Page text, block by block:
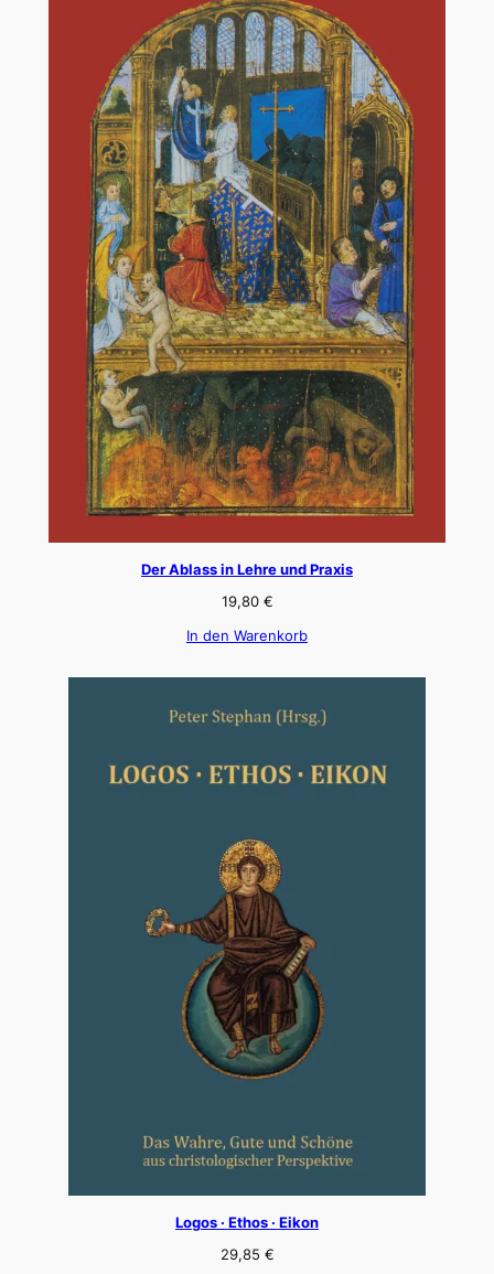
Der Ablass in Lehre und Praxis
19,80 €
In den Warenkorb
Logos · Ethos · Eikon
29,85 €